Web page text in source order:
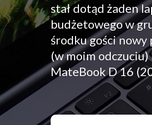
stał dotąd żaden
budżetowego w
środku gości
(w moim
MateBook D 16